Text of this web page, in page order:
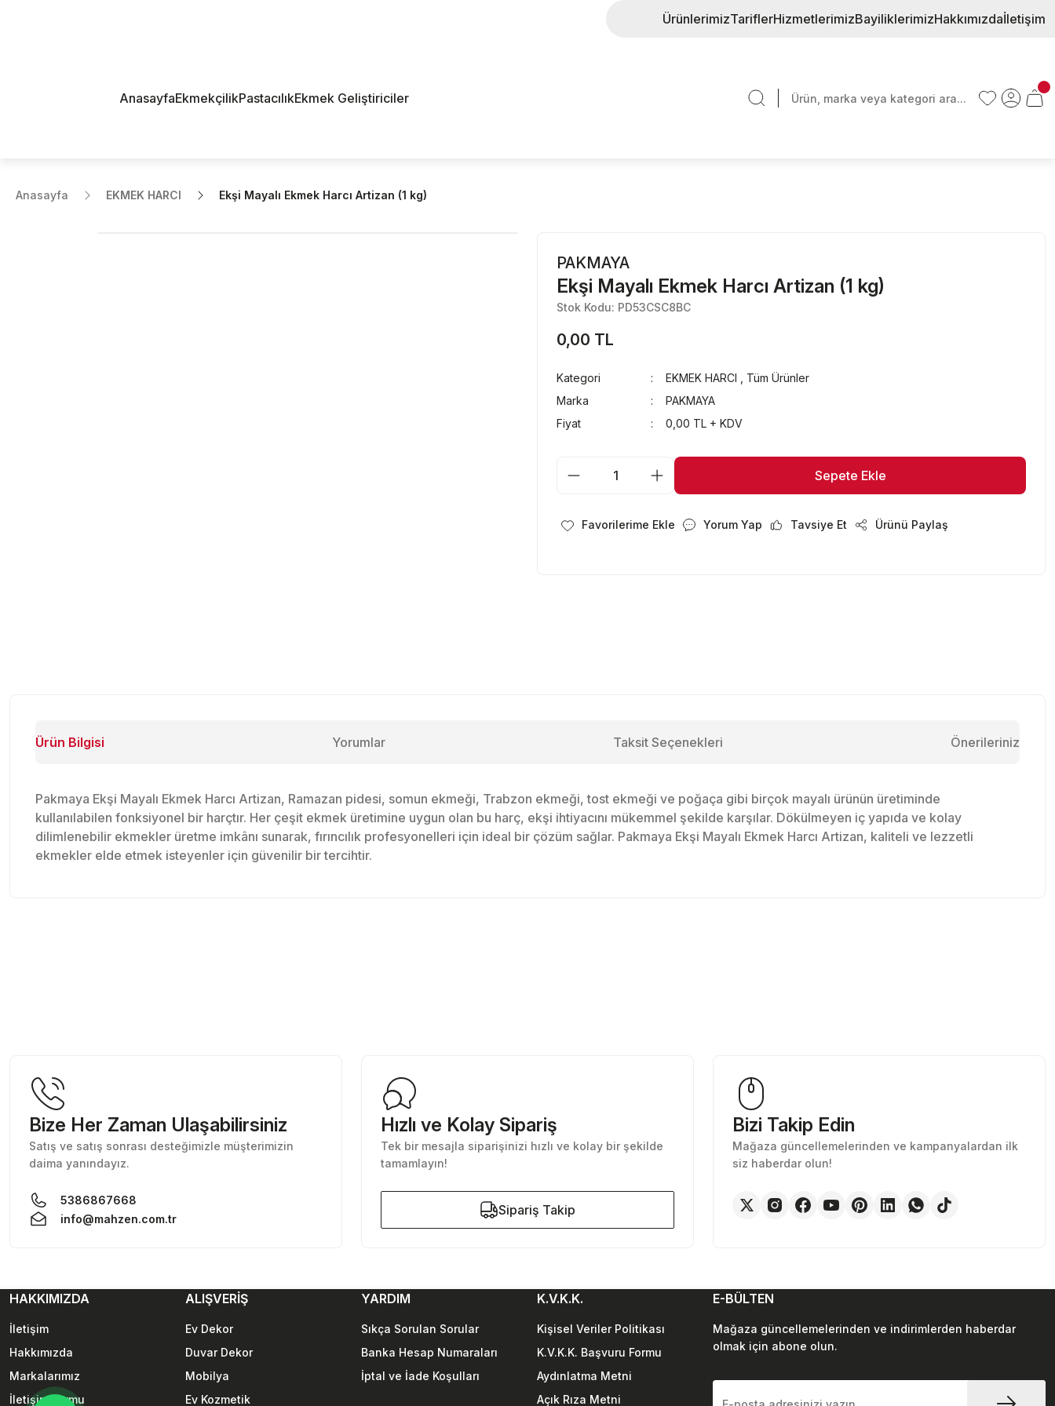
ÜrünlerimizTariflerHizmetlerimizBayiliklerimizHakkımızdaİletişim
AnasayfaEkmekçilikPastacılıkEkmek Geliştiriciler
Anasayfa EKMEK HARCI Ekşi Mayalı Ekmek Harcı Artizan (1 kg)
PAKMAYA
Ekşi Mayalı Ekmek Harcı Artizan (1 kg)
Stok Kodu: PD53CSC8BC
0,00 TL
Kategori EKMEK HARCI
Tüm Ürünler
Marka
PAKMAYA
Fiyat
0,00 TL + KDV
Sepete Ekle
Sepete Ekle
Yorum Yap Tavsiye Et Ürünü Paylaş
Ürün Bilgisi Yorumlar Taksit Seçenekleri Önerileriniz
Pakmaya Ekşi Mayalı Ekmek Harcı Artizan, Ramazan pidesi, somun ekmeği, Trabzon ekmeği, tost ekmeği ve poğaça gibi birçok mayalı ürünün üretiminde
kullanılabilen fonksiyonel bir harçtır. Her çeşit ekmek üretimine uygun olan bu harç, ekşi ihtiyacını mükemmel şekilde karşılar. Dökülmeyen iç yapıda ve kolay
dilimlenebilir ekmekler üretme imkânı sunarak, fırıncılık profesyonelleri için ideal bir çözüm sağlar. Pakmaya Ekşi Mayalı Ekmek Harcı Artizan, kaliteli ve lezzetli
ekmekler elde etmek isteyenler için güvenilir bir tercihtir.
Bu ürüne benzer farklı alternatifler olmalı.
Bize Her Zaman Ulaşabilirsiniz
Satış ve satış sonrası desteğimizle müşterimizin
daima yanındayız.
5386867668
info@mahzen.com.tr
Hızlı ve Kolay Sipariş
Tek bir mesajla siparişinizi hızlı ve kolay bir şekilde
tamamlayın!
Sipariş Takip
Sipariş Takip
Bizi Takip Edin
Mağaza güncellemelerinden ve kampanyalardan ilk
siz haberdar olun!
HAKKIMIZDA
İletişim
Hakkımızda
Markalarımız
İletişim Formu
ALIŞVERİŞ
Ev Dekor
Duvar Dekor
Mobilya
Ev Kozmetik
YARDIM
Sıkça Sorulan Sorular
Banka Hesap Numaraları
İptal ve İade Koşulları
K.V.K.K.
Kişisel Veriler Politikası
K.V.K.K. Başvuru Formu
Aydınlatma Metni
Açık Rıza Metni
E-BÜLTEN
Mağaza güncellemelerinden ve indirimlerden haberdar
olmak için abone olun.